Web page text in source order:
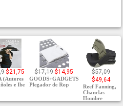
$21,75
(Autores
e Ibe
$17,19 $14,95
GOODS+GADGETS
Plegador de Rop
$57,09
$49,64
Reef Fanning,
Chanclas
Hombre